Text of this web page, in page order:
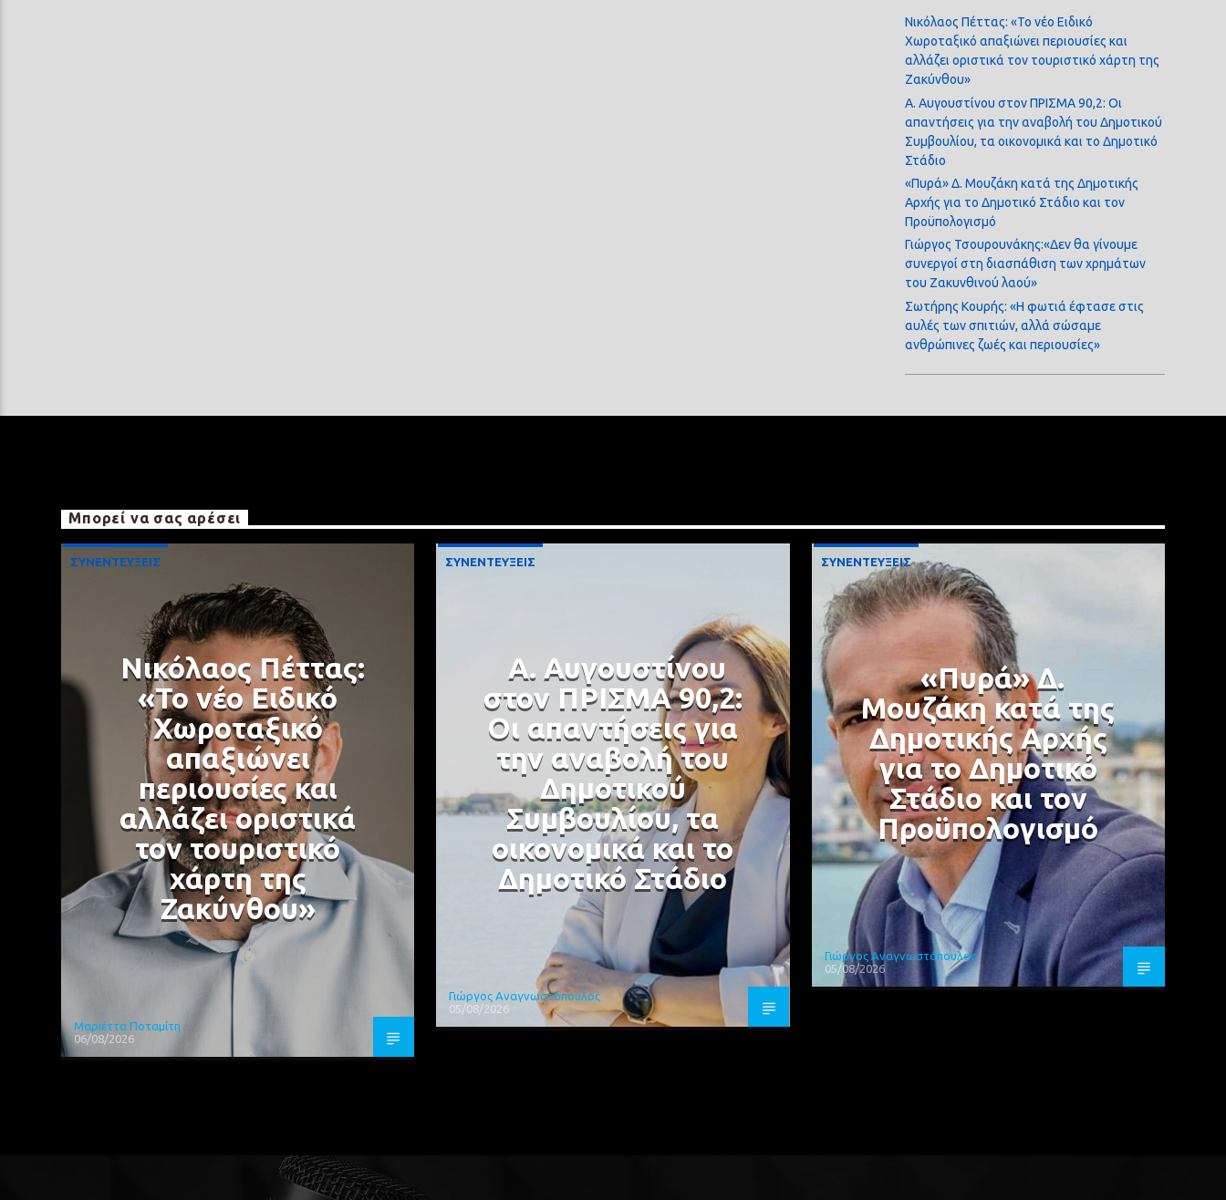
Νικόλαος Πέττας: «Το νέο Ειδικό
Χωροταξικό απαξιώνει περιουσίες και
αλλάζει οριστικά τον τουριστικό χάρτη της
Ζακύνθου»
Α. Αυγουστίνου στον ΠΡΙΣΜΑ 90,2: Οι
απαντήσεις για την αναβολή του Δημοτικού
Συμβουλίου, τα οικονομικά και το Δημοτικό
Στάδιο
«Πυρά» Δ. Μουζάκη κατά της Δημοτικής
Αρχής για το Δημοτικό Στάδιο και τον
Προϋπολογισμό
Γιώργος Τσουρουνάκης:«Δεν θα γίνουμε
συνεργοί στη διασπάθιση των χρημάτων
του Ζακυνθινού λαού»
Σωτήρης Κουρής: «Η φωτιά έφτασε στις
αυλές των σπιτιών, αλλά σώσαμε
ανθρώπινες ζωές και περιουσίες»
Μπορεί να σας αρέσει
ΣΥΝΕΝΤΕΥΞΕΙΣ
Νικόλαος Πέττας:
«Το νέο Ειδικό
Χωροταξικό
απαξιώνει
περιουσίες και
αλλάζει οριστικά
τον τουριστικό
χάρτη της
Ζακύνθου»
Μαριέττα Ποταμίτη
06/08/2026
ΣΥΝΕΝΤΕΥΞΕΙΣ
Α. Αυγουστίνου
στον ΠΡΙΣΜΑ 90,2:
Οι απαντήσεις για
την αναβολή του
Δημοτικού
Συμβουλίου, τα
οικονομικά και το
Δημοτικό Στάδιο
Γιώργος Αναγνωστόπουλος
05/08/2026
ΣΥΝΕΝΤΕΥΞΕΙΣ
«Πυρά» Δ.
Μουζάκη κατά της
Δημοτικής Αρχής
για το Δημοτικό
Στάδιο και τον
Προϋπολογισμό
Γιώργος Αναγνωστόπουλος
05/08/2026